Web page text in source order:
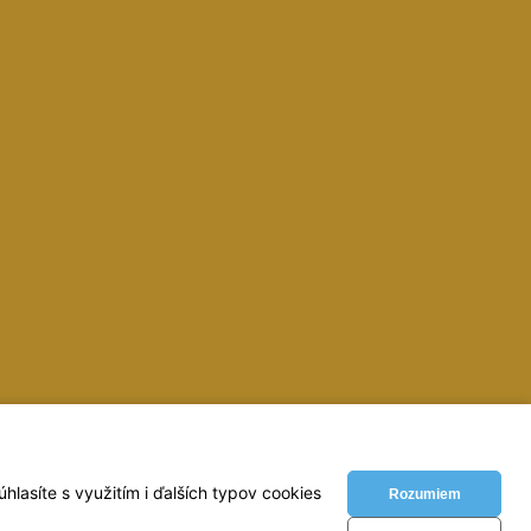
s využitím i ďalších typov cookies
Rozumiem